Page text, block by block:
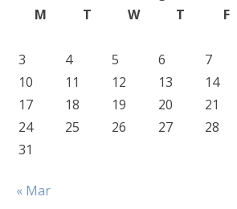
M
T W T F
3
4 5 6 7
10
11 12 13 14
17
18 19 20 21
24
25 26 27 28
31
« Mar